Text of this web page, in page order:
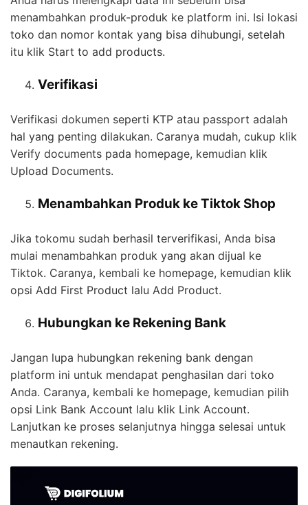
menambahkan produk-produk ke platform ini. Isi lokasi
toko dan nomor kontak yang bisa dihubungi, setelah
itu klik Start to add products.
Verifikasi
Verifikasi dokumen seperti KTP atau passport adalah
hal yang penting dilakukan. Caranya mudah, cukup klik
Verify documents pada homepage, kemudian klik
Upload Documents.
Menambahkan Produk ke Tiktok Shop
Jika tokomu sudah berhasil terverifikasi, Anda bisa
mulai menambahkan produk yang akan dijual ke
Tiktok. Caranya, kembali ke homepage, kemudian klik
opsi Add First Product lalu Add Product.
Hubungkan ke Rekening Bank
Jangan lupa hubungkan rekening bank dengan
platform ini untuk mendapat penghasilan dari toko
Anda. Caranya, kembali ke homepage, kemudian pilih
opsi Link Bank Account lalu klik Link Account.
Lanjutkan ke proses selanjutnya hingga selesai untuk
menautkan rekening.